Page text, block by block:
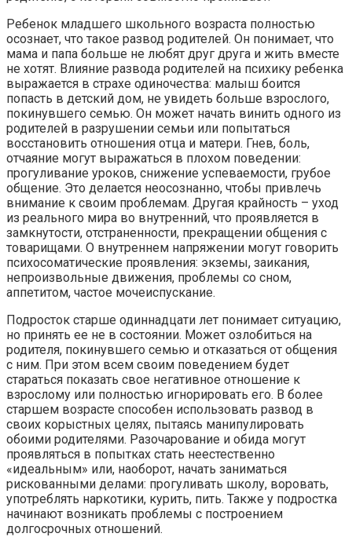
Ребенок младшего школьного возраста полностью
осознает, что такое развод родителей. Он понимает, что
мама и папа больше не любят друг друга и жить вместе
не хотят. Влияние развода родителей на психику ребенка
выражается в страхе одиночества: малыш боится
попасть в детский дом, не увидеть больше взрослого,
покинувшего семью. Он может начать винить одного из
родителей в разрушении семьи или попытаться
восстановить отношения отца и матери. Гнев, боль,
отчаяние могут выражаться в плохом поведении:
прогуливание уроков, снижение успеваемости, грубое
общение. Это делается неосознанно, чтобы привлечь
внимание к своим проблемам. Другая крайность – уход
из реального мира во внутренний, что проявляется в
замкнутости, отстраненности, прекращении общения с
товарищами. О внутреннем напряжении могут говорить
психосоматические проявления: экземы, заикания,
непроизвольные движения, проблемы со сном,
аппетитом, частое мочеиспускание.
Подросток старше одиннадцати лет понимает ситуацию,
но принять ее не в состоянии. Может озлобиться на
родителя, покинувшего семью и отказаться от общения
с ним. При этом всем своим поведением будет
стараться показать свое негативное отношение к
взрослому или полностью игнорировать его. В более
старшем возрасте способен использовать развод в
своих корыстных целях, пытаясь манипулировать
обоими родителями. Разочарование и обида могут
проявляться в попытках стать неестественно
«идеальным» или, наоборот, начать заниматься
рискованными делами: прогуливать школу, воровать,
употреблять наркотики, курить, пить. Также у подростка
начинают возникать проблемы с построением
долгосрочных отношений.